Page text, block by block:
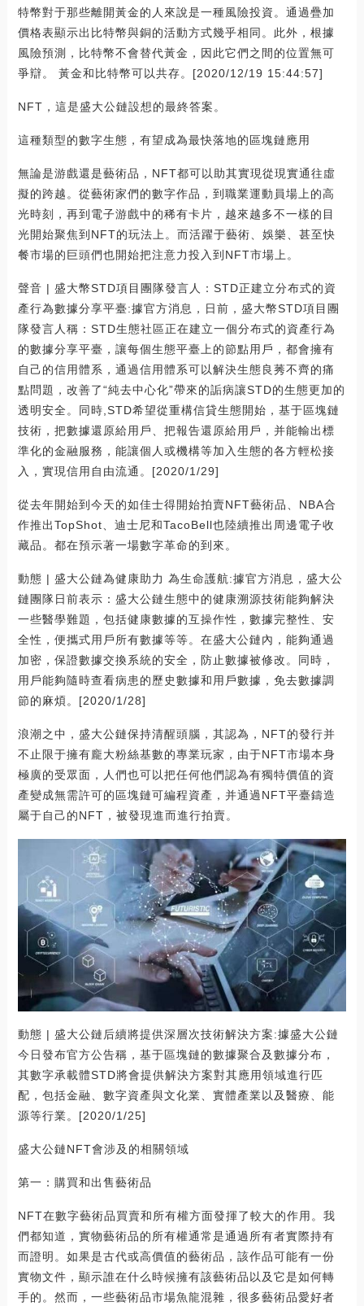
特幣對于那些離開黃金的人來說是一種風險投資。通過疊加
價格表顯示出比特幣與銅的活動方式幾乎相同。此外，根據
風險預測，比特幣不會替代黃金，因此它們之間的位置無可
爭辯。 黃金和比特幣可以共存。[2020/12/19 15:44:57]
NFT，這是盛大公鏈設想的最終答案。
這種類型的數字生態，有望成為最快落地的區塊鏈應用
無論是游戲還是藝術品，NFT都可以助其實現從現實通往虛
擬的跨越。從藝術家們的數字作品，到職業運動員場上的高
光時刻，再到電子游戲中的稀有卡片，越來越多不一樣的目
光開始聚焦到NFT的玩法上。而活躍于藝術、娛樂、甚至快
餐市場的巨頭們也開始把注意力投入到NFT市場上。
聲音 | 盛大幣STD項目團隊發言人：STD正建立分布式的資
產行為數據分享平臺:據官方消息，日前，盛大幣STD項目團
隊發言人稱：STD生態社區正在建立一個分布式的資產行為
的數據分享平臺，讓每個生態平臺上的節點用戶，都會擁有
自己的信用體系，通過信用體系可以解決生態良莠不齊的痛
點問題，改善了“純去中心化”帶來的詬病讓STD的生態更加的
透明安全。同時,STD希望從重構信貸生態開始，基于區塊鏈
技術，把數據還原給用戶、把報告還原給用戶，并能輸出標
準化的金融服務，能讓個人或機構等加入生態的各方輕松接
入，實現信用自由流通。[2020/1/29]
從去年開始到今天的如佳士得開始拍賣NFT藝術品、NBA合
作推出TopShot、迪士尼和TacoBell也陸續推出周邊電子收
藏品。都在預示著一場數字革命的到來。
動態 | 盛大公鏈為健康助力 為生命護航:據官方消息，盛大公
鏈團隊日前表示：盛大公鏈生態中的健康溯源技術能夠解決
一些醫學難題，包括健康數據的互操作性，數據完整性、安
全性，便攜式用戶所有數據等等。在盛大公鏈內，能夠通過
加密，保證數據交換系統的安全，防止數據被修改。同時，
用戶能夠隨時查看病患的歷史數據和用戶數據，免去數據調
節的麻煩。[2020/1/28]
浪潮之中，盛大公鏈保持清醒頭腦，其認為，NFT的發行并
不止限于擁有龐大粉絲基數的專業玩家，由于NFT市場本身
極廣的受眾面，人們也可以把任何他們認為有獨特價值的資
產變成無需許可的區塊鏈可編程資產，并通過NFT平臺鑄造
屬于自己的NFT，被發現進而進行拍賣。
動態 | 盛大公鏈后續將提供深層次技術解決方案:據盛大公鏈
今日發布官方公告稱，基于區塊鏈的數據聚合及數據分布，
其數字承載體STD將會提供解決方案對其應用領域進行匹
配，包括金融、數字資產與文化業、實體產業以及醫療、能
源等行業。[2020/1/25]
盛大公鏈NFT會涉及的相關領域
第一：購買和出售藝術品
NFT在數字藝術品買賣和所有權方面發揮了較大的作用。我
們都知道，實物藝術品的所有權通常是通過所有者實際持有
而證明。如果是古代或高價值的藝術品，該作品可能有一份
實物文件，顯示誰在什么時候擁有該藝術品以及它是如何轉
手的。然而，一些藝術品市場魚龍混雜，很多藝術品愛好者